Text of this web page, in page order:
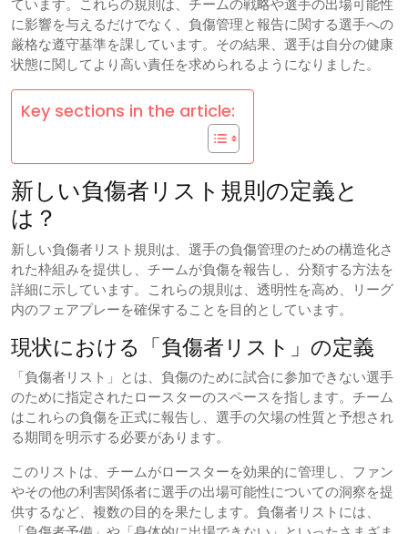
ています。これらの規則は、チームの戦略や選手の出場可能性
に影響を与えるだけでなく、負傷管理と報告に関する選手への
厳格な遵守基準を課しています。その結果、選手は自分の健康
状態に関してより高い責任を求められるようになりました。
Key sections in the article:
新しい負傷者リスト規則の定義と
は？
新しい負傷者リスト規則は、選手の負傷管理のための構造化さ
れた枠組みを提供し、チームが負傷を報告し、分類する方法を
詳細に示しています。これらの規則は、透明性を高め、リーグ
内のフェアプレーを確保することを目的としています。
現状における「負傷者リスト」の定義
「負傷者リスト」とは、負傷のために試合に参加できない選手
のために指定されたロースターのスペースを指します。チーム
はこれらの負傷を正式に報告し、選手の欠場の性質と予想され
る期間を明示する必要があります。
このリストは、チームがロースターを効果的に管理し、ファン
やその他の利害関係者に選手の出場可能性についての洞察を提
供するなど、複数の目的を果たします。負傷者リストには、